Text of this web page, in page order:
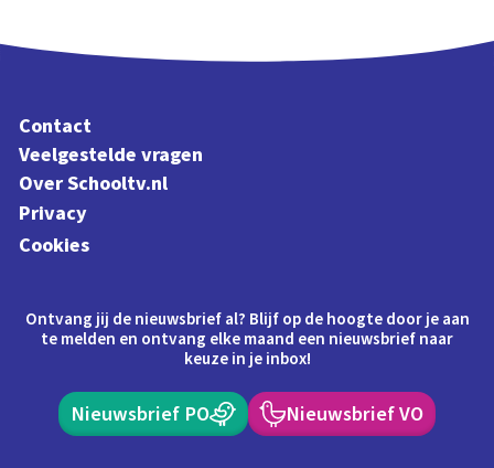
Contact
Veelgestelde vragen
Over Schooltv.nl
Privacy
Cookies
Ontvang jij de nieuwsbrief al? Blijf op de hoogte door je aan
te melden en ontvang elke maand een nieuwsbrief naar
keuze in je inbox!
Nieuwsbrief PO Nieuwsbrief VO